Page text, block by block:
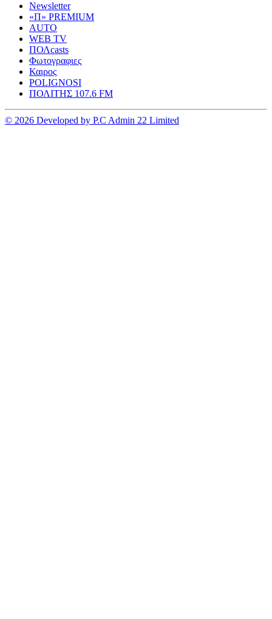
Newsletter
«Π» PREMIUM
AUTO
WEB TV
ΠΟΛcasts
Φωτογραφιες
Καιρος
POLIGNOSI
ΠΟΛΙΤΗΣ 107.6 FM
© 2026 Developed by P.C Admin 22 Limited